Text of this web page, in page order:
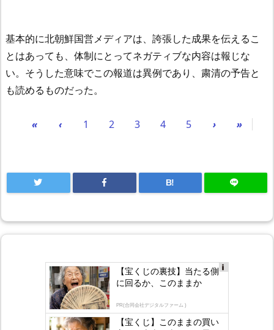
基本的に北朝鮮国営メディアは、誇張した成果を伝えるこ
とはあっても、体制にとってネガティブな内容は報じな
い。そうした意味でこの報道は異例であり、粛清の予告と
も読めるものだった。
« ‹ 1 2 3 4 5 › »
B!
gly
【宝くじの裏技】当たる側
に回るか、このままか
PR(合同会社デジタルファーム )
【宝くじ】このままの買い